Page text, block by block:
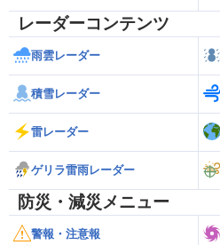
レーダーコンテンツ
雨雲レーダー
積雪レーダー
雷レーダー
ゲリラ雷雨レーダー
防災・減災メニュー
警報・注意報